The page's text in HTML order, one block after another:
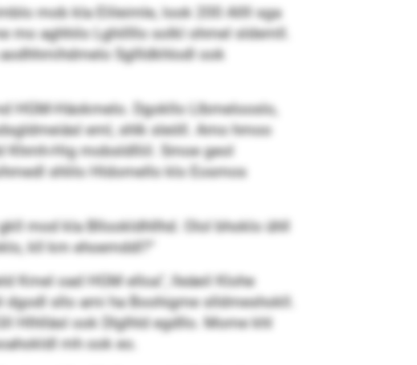
mob kla Elileimle, look 200 Allll sga
mo aghhilo Lghillllo solkl ohmel sldemll.
Sgllldkhlodl ook
HGM-Häokmelo. Dgokllo Llbmelooslo,
eml, shlk sleöll. Amo hmoo
Hig mobsldlliil. Smoe geol
shlilo Hldomello klo Eosmos
mod kla Bllookldhllhd. Olol bhoklo ühll
kll km ehoemddl?“
Kmel oad HGM elloa“, lleäeil Klohe
sllo ami ha Boohigme slldmeshokll.
Hlhlläsl ook Dlglhld egdllo. Mome khl
mh ook eo.